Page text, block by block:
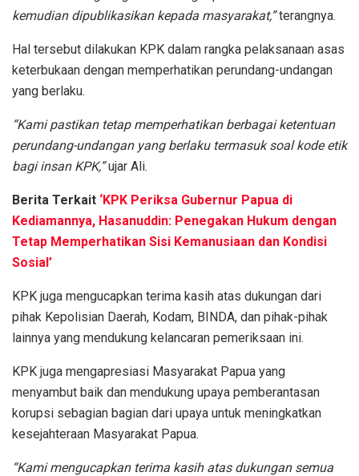
kemudian dipublikasikan kepada masyarakat,”terangnya.
Hal tersebut dilakukan KPK dalam rangka pelaksanaan asas
keterbukaan dengan memperhatikan perundang-undangan
yang berlaku.
“Kami pastikan tetap memperhatikan berbagai ketentuan
perundang-undangan yang berlaku termasuk soal kode etik
bagi insan KPK,”ujar Ali.
Berita Terkait ‘KPK Periksa Gubernur Papua di
Kediamannya, Hasanuddin: Penegakan Hukum dengan
Tetap Memperhatikan Sisi Kemanusiaan dan Kondisi
Sosial’
KPK juga mengucapkan terima kasih atas dukungan dari
pihak Kepolisian Daerah, Kodam, BINDA, dan pihak-pihak
lainnya yang mendukung kelancaran pemeriksaan ini.
KPK juga mengapresiasi Masyarakat Papua yang
menyambut baik dan mendukung upaya pemberantasan
korupsi sebagian bagian dari upaya untuk meningkatkan
kesejahteraan Masyarakat Papua.
“Kami mengucapkan terima kasih atas dukungan semua